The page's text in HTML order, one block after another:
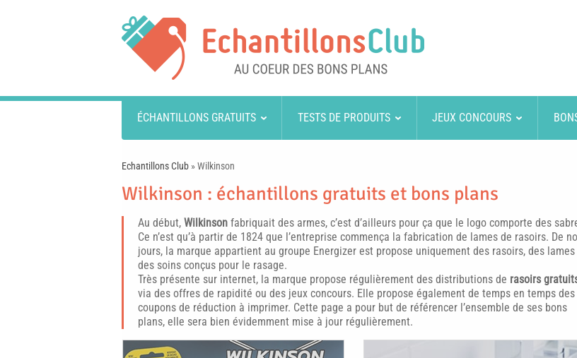
ÉCHANTILLONS GRATUITS TESTS DE PRODUITS JEUX CONCOURS
Echantillons Club »Wilkinson
Wilkinson : échantillons gratuits et bons plans
Au début, Wilkinson fabriquait des armes, c’est d’ailleurs pour ça que le logo comporte des
Ce n’est qu’à partir de 1824 que l’entreprise commença la fabrication de lames de rasoirs. De
jours, la marque appartient au groupe Energizer est propose uniquement des rasoirs, des
des soins conçus pour le rasage.
Très présente sur internet, la marque propose régulièrement des distributions de rasoirs
via des offres de rapidité ou des jeux concours. Elle propose également de temps en temps des
coupons de réduction à imprimer. Cette page a pour but de référencer l’ensemble de ses bons
plans, elle sera bien évidemment mise à jour régulièrement.